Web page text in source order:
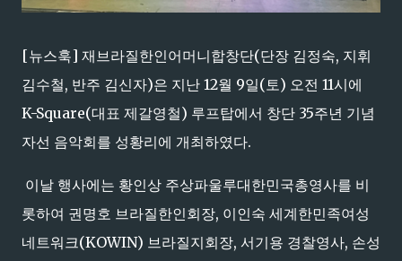
[뉴스훅] 재브라질한인어머니합창단(단장 김정숙, 지휘
김수철, 반주 김신자)은 지난 12월 9일(토) 오전 11시에
K-Square(대표 제갈영철) 루프탑에서 창단 35주년 기념
자선 음악회를 성황리에 개최하였다.
이날 행사에는 황인상 주상파울루대한민국총영사를 비
롯하여 권명호 브라질한인회장, 이인숙 세계한민족여성
네트워크(KOWIN) 브라질지회장, 서기용 경찰영사, 손성